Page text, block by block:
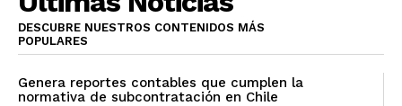
DESCUBRE NUESTROS CONTENIDOS MÁS
POPULARES
Genera reportes contables que cumplen la
normativa de subcontratación en Chile